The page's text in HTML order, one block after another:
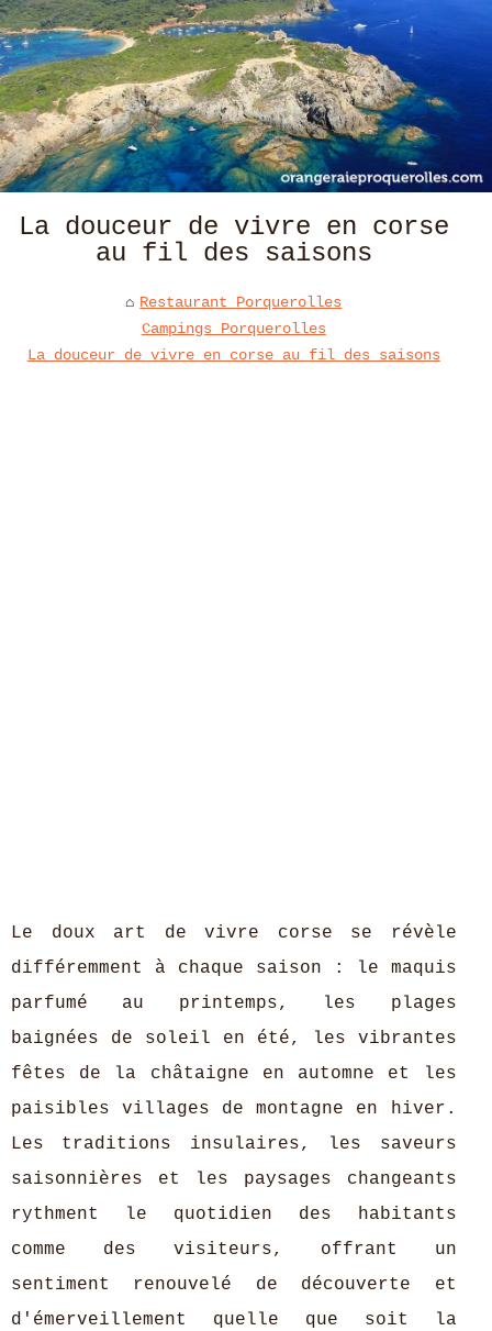
La douceur de vivre en corse
au fil des saisons
Restaurant Porquerolles
Campings Porquerolles
La douceur de vivre en corse au fil des saisons
Le doux art de vivre corse se révèle
différemment à chaque saison : le maquis
parfumé au printemps, les plages
baignées de soleil en été, les vibrantes
fêtes de la châtaigne en automne et les
paisibles villages de montagne en hiver.
Les traditions insulaires, les saveurs
saisonnières et les paysages changeants
rythment le quotidien des habitants
comme des visiteurs, offrant un
sentiment renouvelé de découverte et
d'émerveillement quelle que soit la